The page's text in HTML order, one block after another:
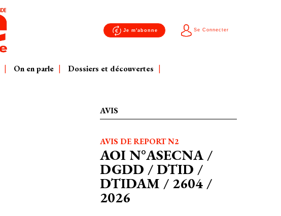
Je m'abonne Se Connecter
On en parle Dossiers et découvertes
AVIS
AVIS DE REPORT N2
AOI N°ASECNA /
DGDD / DTID /
DTIDAM / 2604 /
2026